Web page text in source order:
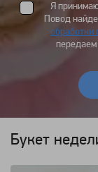
Я
Повод
обработки
Букет